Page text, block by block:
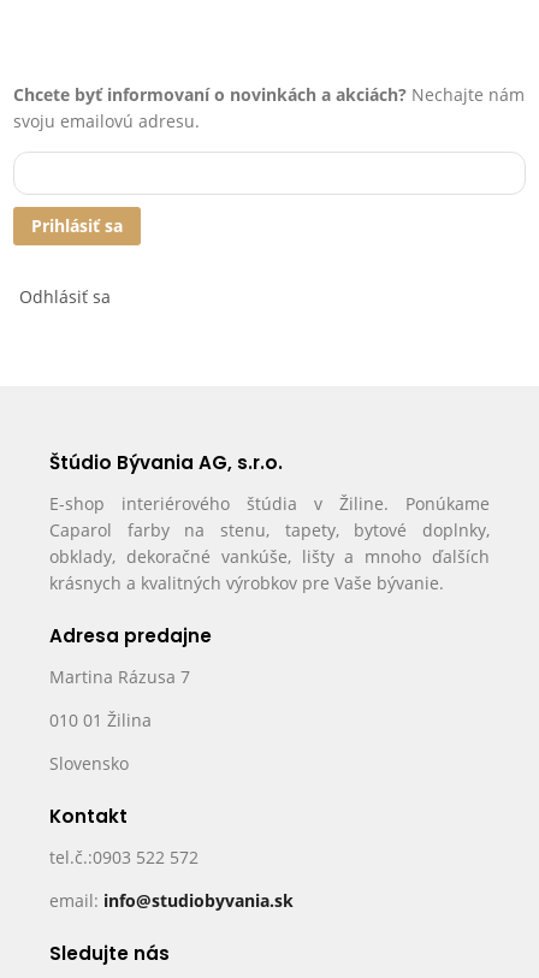
Chcete byť informovaní o novinkách a akciách? Nechajte nám
svoju emailovú adresu.
Prihlásiť sa
Odhlásiť sa
Štúdio Bývania AG, s.r.o.
E-shop interiérového štúdia v Žiline. Ponúkame
Caparol farby na stenu, tapety, bytové doplnky,
obklady, dekoračné vankúše, lišty a mnoho ďalších
krásnych a kvalitných výrobkov pre Vaše bývanie.
Adresa predajne
Martina Rázusa 7
010 01 Žilina
Slovensko
Kontakt
tel.č.:0903 522 572
email: info@studiobyvania.sk
Sledujte nás